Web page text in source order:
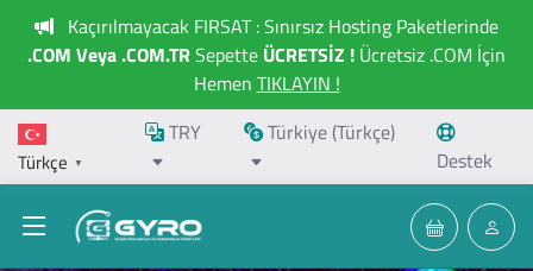
Kaçırılmayacak FIRSAT : Sınırsız Hosting Paketlerinde
.COM Veya .COM.TRSepette ÜCRETSİZ ! Ücretsiz .COM İçin
Hemen TIKLAYIN !
Türkçe ▼
TRY
Türkiye (Türkçe)
Destek